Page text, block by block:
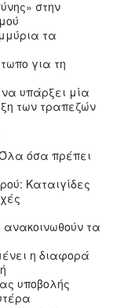
στην
τα
για τη
υπάρξει μία
των τραπεζών
όσα πρέπει
Καταιγίδες
ανακοινωθούν τα
η διαφορά
υποβολής